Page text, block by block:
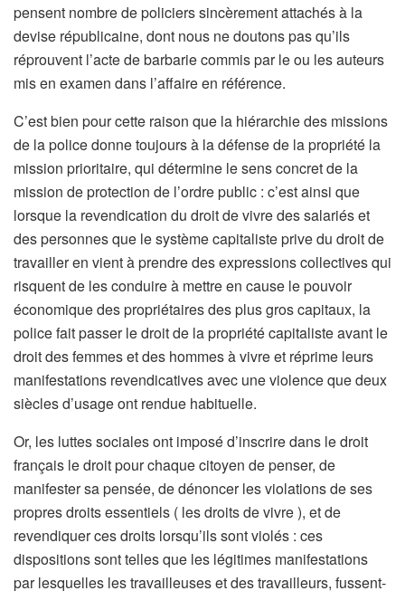
pensent nombre de policiers sincèrement attachés à la
devise républicaine, dont nous ne doutons pas qu’ils
réprouvent l’acte de barbarie commis par le ou les auteurs
mis en examen dans l’affaire en référence.
C’est bien pour cette raison que la hiérarchie des missions
de la police donne toujours à la défense de la propriété la
mission prioritaire, qui détermine le sens concret de la
mission de protection de l’ordre public : c’est ainsi que
lorsque la revendication du droit de vivre des salariés et
des personnes que le système capitaliste prive du droit de
travailler en vient à prendre des expressions collectives qui
risquent de les conduire à mettre en cause le pouvoir
économique des propriétaires des plus gros capitaux, la
police fait passer le droit de la propriété capitaliste avant le
droit des femmes et des hommes à vivre et réprime leurs
manifestations revendicatives avec une violence que deux
siècles d’usage ont rendue habituelle.
Or, les luttes sociales ont imposé d’inscrire dans le droit
français le droit pour chaque citoyen de penser, de
manifester sa pensée, de dénoncer les violations de ses
propres droits essentiels ( les droits de vivre ), et de
revendiquer ces droits lorsqu’ils sont violés : ces
dispositions sont telles que les légitimes manifestations
par lesquelles les travailleuses et des travailleurs, fussent-